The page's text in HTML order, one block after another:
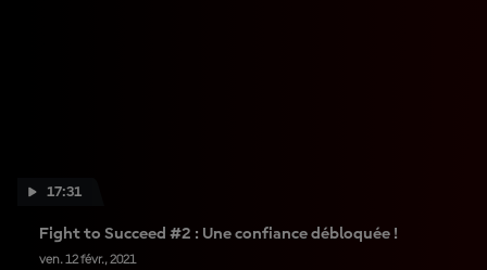
17:31
Fight to Succeed #2 : Une confiance débloquée !
ven. 12 févr., 2021